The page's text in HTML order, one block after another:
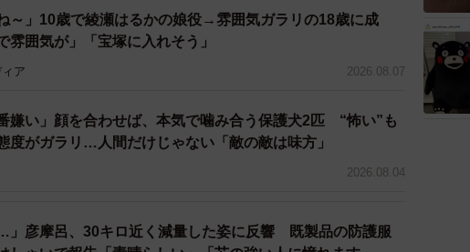
2/5
どうでもいいです。今日を最高にしてください」と伝えた場面／大月 渉さ
ん（@DIECE_SHOU）提供
性から印象的な言葉が―。
で、とにかく今は雑誌に出てくるような髪型にしてもらえれ
～」10歳で綾瀬はるかの娘役→雰囲気ガラリの18歳に成
囲気が」「宝塚に入れそう」
ア 2026.08.07
嫌い」顔を合わせば、本気で噛み合う保護犬2匹 “怖い”も
度がガラリ…人間だけじゃない「敵の敵は味方」
2026.08.04
…」彦摩呂、30キロ近く減量した姿に反響 既製品の防護服